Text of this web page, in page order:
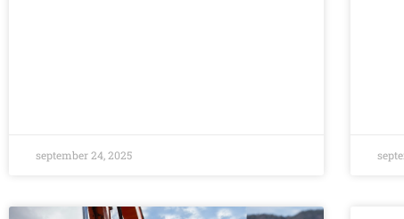
september 24, 2025